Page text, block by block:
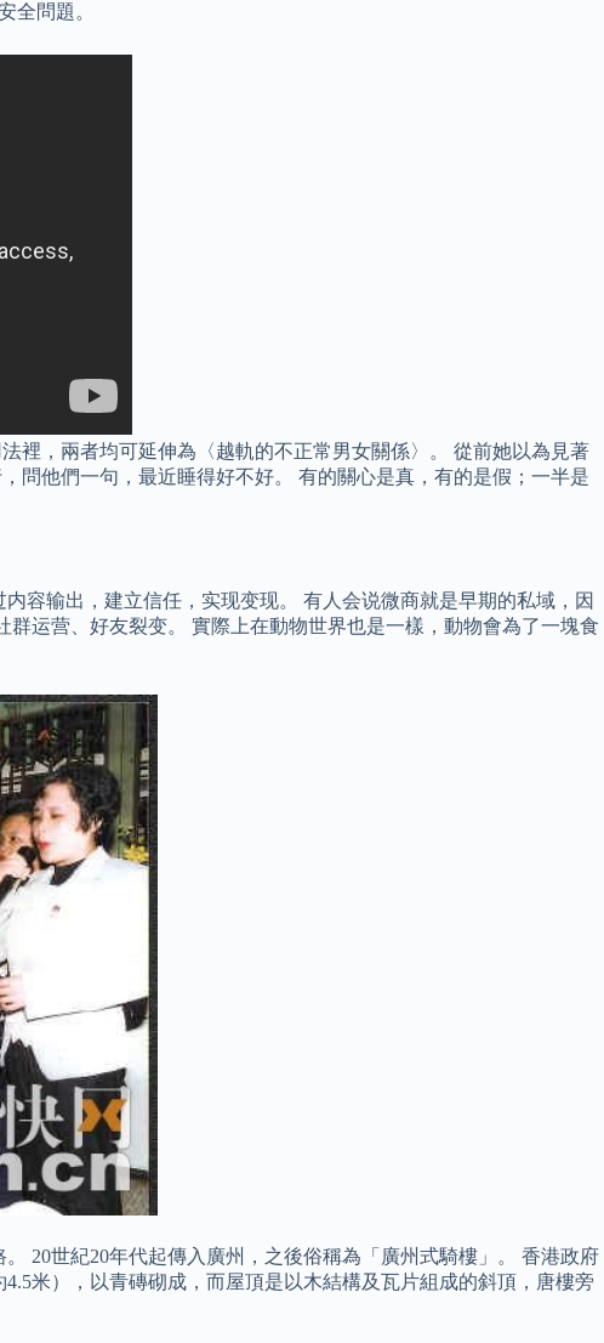
全問題。
裡，兩者均可延伸為〈越軌的不正常男女關係〉。 從前她以為見著
問他們一句，最近睡得好不好。 有的關心是真，有的是假；一半是
容输出，建立信任，实现变现。 有人会说微商就是早期的私域，因
运营、好友裂变。 實際上在動物世界也是一樣，動物會為了一塊食
20世紀20年代起傳入廣州，之後俗稱為「廣州式騎樓」。 香港政府
米），以青磚砌成，而屋頂是以木結構及瓦片組成的斜頂，唐樓旁